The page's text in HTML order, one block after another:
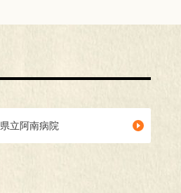
県立阿南病院